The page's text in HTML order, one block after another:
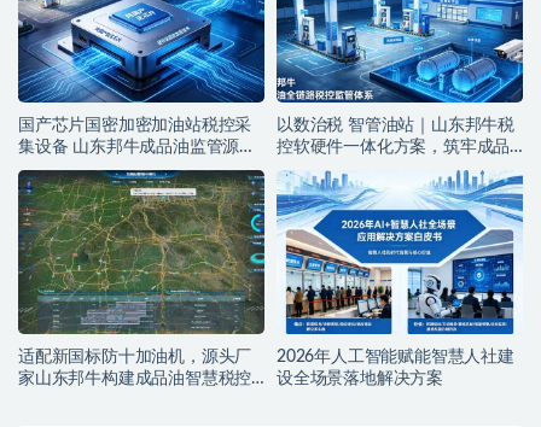
国产芯片国密加密加油站税控采
集设备 山东邦牛成品油监管源头
厂家
以数治税 智管油站｜山东邦牛税
控软硬件一体化方案，筑牢成品
油全链条监管防线
适配新国标防十加油机，源头厂
家山东邦牛构建成品油智慧税控
2026年人工智能赋能智慧人社建
设全场景落地解决方案